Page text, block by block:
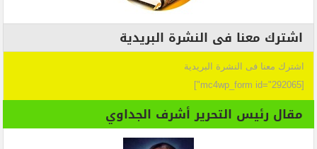
اشترك معنا فى النشرة البريدية
اشترك معنا فى النشرة البريدية
[mc4wp_form id="292065"]
مقال رئيس التحرير أشرف الجداوي